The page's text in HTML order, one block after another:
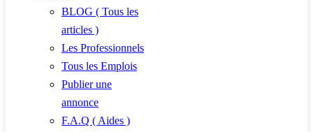
BLOG ( Tous les
articles )
Les Professionnels
Tous les Emplois
Publier une
annonce
F.A.Q ( Aides )